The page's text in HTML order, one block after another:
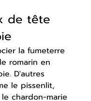
de tête
la fumeterre
romarin en
D'autres
le pissenlit,
chardon-marie